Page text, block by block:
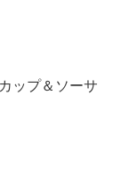
ップ＆ソーサ